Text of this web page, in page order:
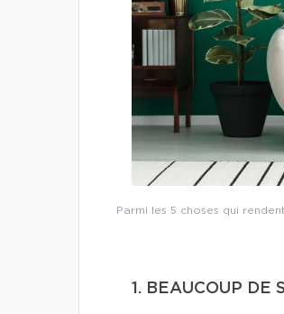
Parmi les 5 choses qui
1. BEAUCOUP DE